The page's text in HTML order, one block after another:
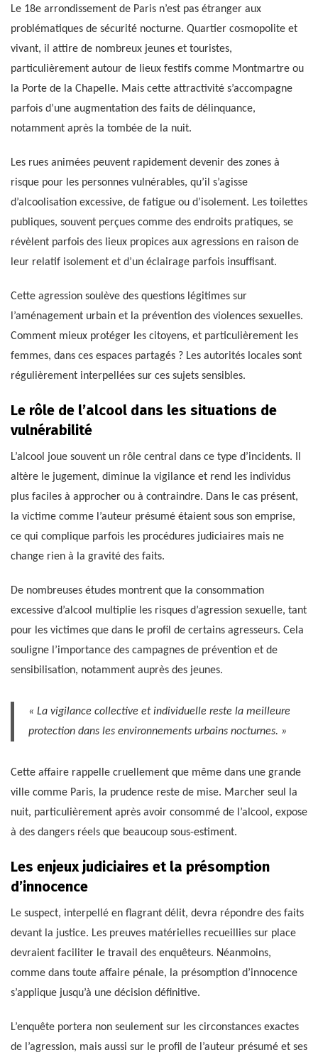
Le 18e arrondissement de Paris n’est pas étranger aux
problématiques de sécurité nocturne. Quartier cosmopolite et
vivant, il attire de nombreux jeunes et touristes,
particulièrement autour de lieux festifs comme Montmartre ou
la Porte de la Chapelle. Mais cette attractivité s’accompagne
parfois d’une augmentation des faits de délinquance,
notamment après la tombée de la nuit.
Les rues animées peuvent rapidement devenir des zones à
risque pour les personnes vulnérables, qu’il s’agisse
d’alcoolisation excessive, de fatigue ou d’isolement. Les toilettes
publiques, souvent perçues comme des endroits pratiques, se
révèlent parfois des lieux propices aux agressions en raison de
leur relatif isolement et d’un éclairage parfois insuffisant.
Cette agression soulève des questions légitimes sur
l’aménagement urbain et la prévention des violences sexuelles.
Comment mieux protéger les citoyens, et particulièrement les
femmes, dans ces espaces partagés ? Les autorités locales sont
régulièrement interpellées sur ces sujets sensibles.
Le rôle de l’alcool dans les situations de
vulnérabilité
L’alcool joue souvent un rôle central dans ce type d’incidents. Il
altère le jugement, diminue la vigilance et rend les individus
plus faciles à approcher ou à contraindre. Dans le cas présent,
la victime comme l’auteur présumé étaient sous son emprise,
ce qui complique parfois les procédures judiciaires mais ne
change rien à la gravité des faits.
De nombreuses études montrent que la consommation
excessive d’alcool multiplie les risques d’agression sexuelle, tant
pour les victimes que dans le profil de certains agresseurs. Cela
souligne l’importance des campagnes de prévention et de
sensibilisation, notamment auprès des jeunes.
« La vigilance collective et individuelle reste la meilleure
protection dans les environnements urbains nocturnes. »
Cette affaire rappelle cruellement que même dans une grande
ville comme Paris, la prudence reste de mise. Marcher seul la
nuit, particulièrement après avoir consommé de l’alcool, expose
à des dangers réels que beaucoup sous-estiment.
Les enjeux judiciaires et la présomption
d’innocence
Le suspect, interpellé en flagrant délit, devra répondre des faits
devant la justice. Les preuves matérielles recueillies sur place
devraient faciliter le travail des enquêteurs. Néanmoins,
comme dans toute affaire pénale, la présomption d’innocence
s’applique jusqu’à une décision définitive.
L’enquête portera non seulement sur les circonstances exactes
de l’agression, mais aussi sur le profil de l’auteur présumé et ses